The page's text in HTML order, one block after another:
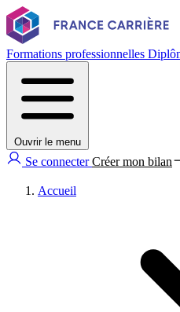
Formations professionnelles
Ouvrir le menu
Se connecterCréer mon bilan
Accueil